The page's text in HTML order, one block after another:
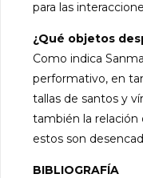
para las
¿Qué objetos
Como indica
performativo, en
tallas de santos y
también la relación
estos son
BIBLIOGRAFÍA